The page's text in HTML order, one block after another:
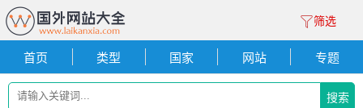
筛选
首页 类型 国家 网站 专题
搜索